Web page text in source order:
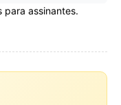
para assinantes.